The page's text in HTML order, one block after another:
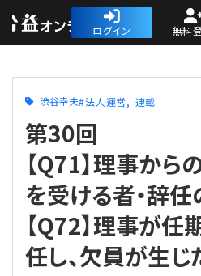
ログイン 無料
人気記事
法人運営
渋谷幸夫 法人運営 連載
第30回
【Q71】理事から
を受ける者・辞
【Q72】理事が
任し、欠員が生